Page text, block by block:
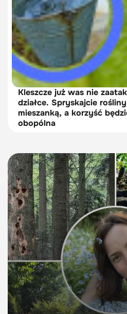
Kleszcze już was nie
działce. Spryskajcie
mieszanką, a korzyść
obopólna